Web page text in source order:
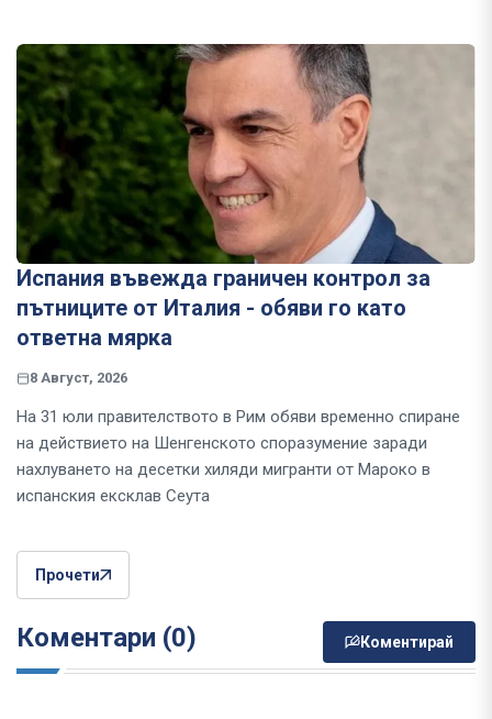
Испания въвежда граничен контрол за
пътниците от Италия - обяви го като
ответна мярка
8 Август, 2026
На 31 юли правителството в Рим обяви временно спиране
на действието на Шенгенското споразумение заради
нахлуването на десетки хиляди мигранти от Мароко в
испанския ексклав Сеута
Прочети
Коментари (0) Коментирай